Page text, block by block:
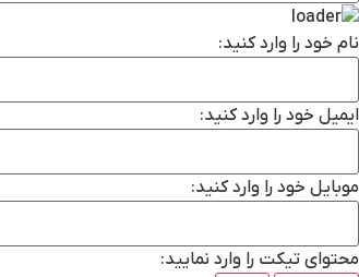
نام خود را وارد کنید:
ایمیل خود را وارد کنید:
موبایل خود را وارد کنید:
محتوای تیکت را وارد نمایید: